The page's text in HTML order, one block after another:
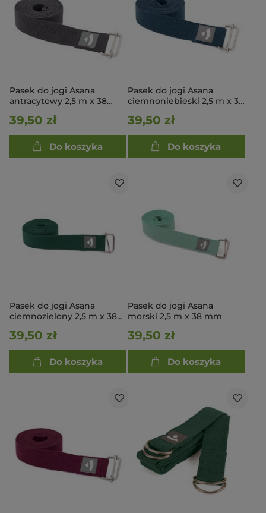
Pasek do jogi Asana
antracytowy 2,5 m x 38
39,50 zł
Do koszyka
Pasek do jogi Asana
ciemnoniebieski 2,5 m x 38
39,50 zł
Do koszyka
Pasek do jogi Asana
ciemnozielony 2,5 m x 38
39,50 zł
Do koszyka
Pasek do jogi Asana
morski 2,5 m x 38 mm
39,50 zł
Do koszyka